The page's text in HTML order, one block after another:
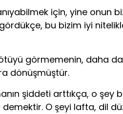
için, yine
bu bizim iyi
görmemenin, daha
dönüşmüştür.
şiddeti arttıkça, o şey
O şeyi lafta, dil